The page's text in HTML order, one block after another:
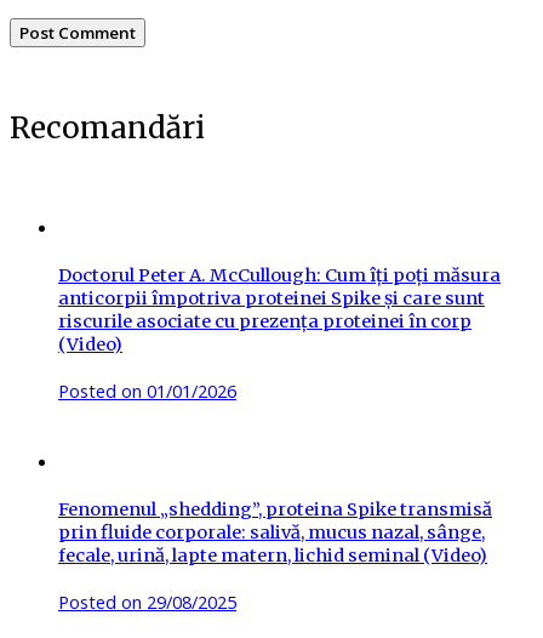
Recomandări
Doctorul Peter A. McCullough: Cum îți poți măsura
anticorpii împotriva proteinei Spike și care sunt
riscurile asociate cu prezența proteinei în corp
(Video)
Posted on 01/01/2026
Fenomenul „shedding”, proteina Spike transmisă
prin fluide corporale: salivă, mucus nazal, sânge,
fecale, urină, lapte matern, lichid seminal (Video)
Posted on 29/08/2025